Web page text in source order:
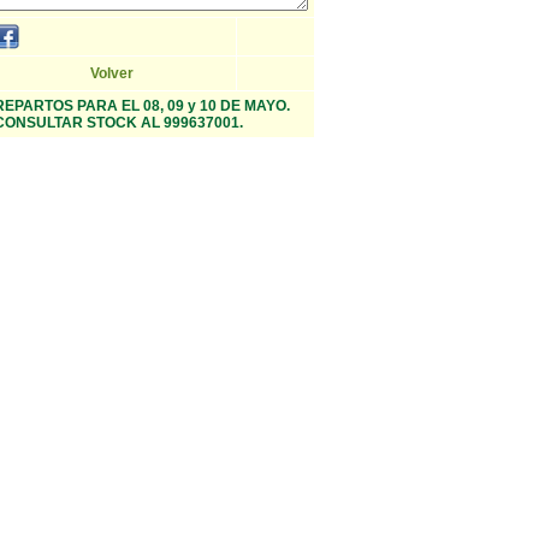
Volver
PARA EL 08, 09 y 10 DE MAYO.
STOCK AL 999637001.